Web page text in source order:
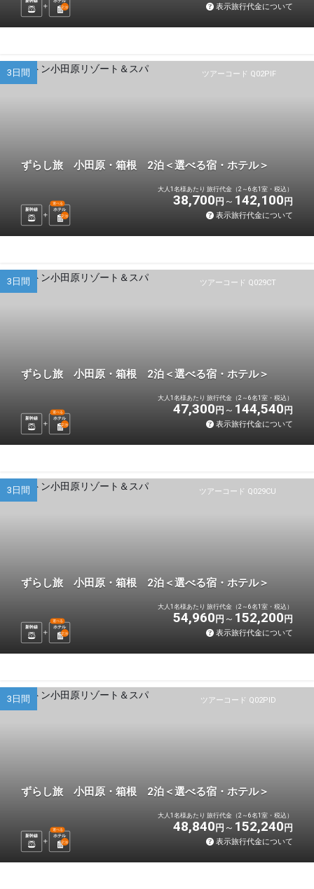
2泊 表示旅行代金について
ツアーコード Q02PIF
3日間
ずらし旅 小田原・箱根 2泊＜選べる宿・ホテル＞
新幹線 ホテル
選べる
2泊
大人1名様あたり 旅行代金（2～6名1室・税込）
38,700 円 142,100 円
表示旅行代金について
ツアーコード Q029CT
3日間
ずらし旅 小田原・箱根 2泊＜選べる宿・ホテル＞
新幹線 ホテル
選べる
2泊
大人1名様あたり 旅行代金（2～6名1室・税込）
47,300 円 144,540 円
表示旅行代金について
ツアーコード Q029CU
3日間
ずらし旅 小田原・箱根 2泊＜選べる宿・ホテル＞
新幹線 ホテル
選べる
2泊
大人1名様あたり 旅行代金（2～6名1室・税込）
54,960 円 152,200 円
表示旅行代金について
ツアーコード Q02PID
3日間
ずらし旅 小田原・箱根 2泊＜選べる宿・ホテル＞
新幹線 ホテル
選べる
2泊
大人1名様あたり 旅行代金（2～6名1室・税込）
48,840 円 152,240 円
表示旅行代金について